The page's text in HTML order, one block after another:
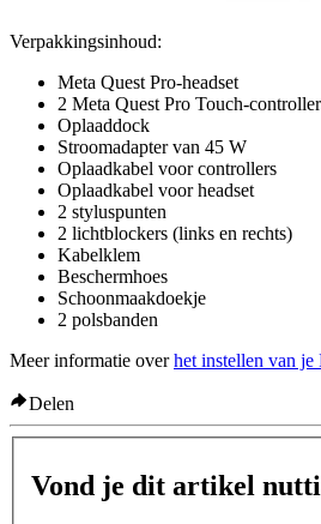
Verpakkingsinhoud:
Meta Quest Pro-headset
2 Meta Quest Pro Touch-
Oplaaddock
Stroomadapter van 45 W
Oplaadkabel voor controllers
Oplaadkabel voor headset
2 styluspunten
2 lichtblockers (links en rechts)
Kabelklem
Beschermhoes
Schoonmaakdoekje
2 polsbanden
Meer informatie overhet instellen van je
Delen
Vond je dit artikel